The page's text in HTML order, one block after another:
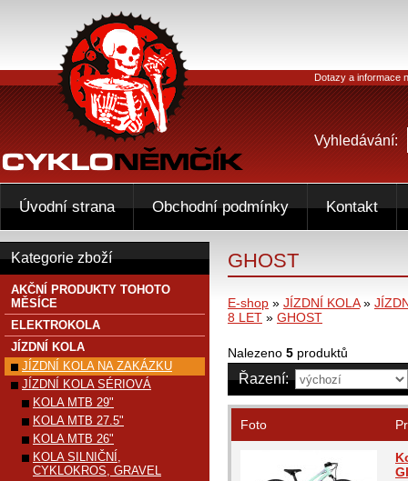
GHOST
E-shop » JÍZDNÍ KOLA»
8 LET » GHOST
Nalezeno 5 produktů
Řazení:
Foto
Kategorie zboží
AKČNÍ PRODUKTY TOHOTO
MĚSÍCE
ELEKTROKOLA
JÍZDNÍ KOLA
JÍZDNÍ KOLA NA ZAKÁZKU
JÍZDNÍ KOLA SÉRIOVÁ
KOLA MTB 29"
KOLA MTB 27.5"
KOLA MTB 26"
KOLA SILNIČNÍ,
CYKLOKROS, GRAVEL
Dotazy a informace
Vyhledávání:
Úvodní strana Obchodní podmínky Kontakt